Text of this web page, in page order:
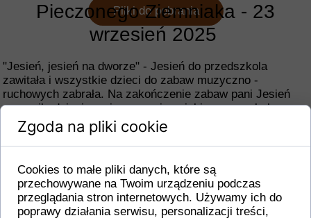
Pieczonego Ziemniaka - 23
wrzesień 2025
"Jesień, jesień na dworze" - Jesień do przedszkola
zawitała i wszystkie dzieci do zabaw muzyczno -
ruchowych zabrała. Na zakończenie zabaw pani Jesień
zaprosiła dzieci na pieczone ziemniaki - pyszne były
zjedzone w plenerze, jesiennej atmosferze.
Pliki do pobrania
Zgoda na pliki cookie
Cookies to małe pliki danych, które są
przechowywane na Twoim urządzeniu podczas
przeglądania stron internetowych. Używamy ich do
poprawy działania serwisu, personalizacji treści,